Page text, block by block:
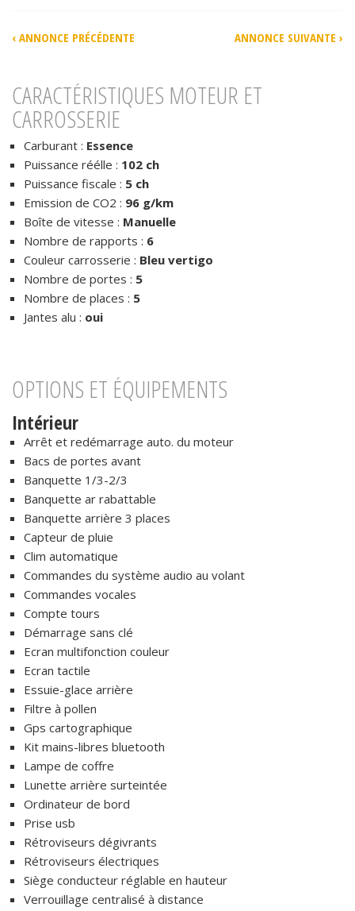
‹ ANNONCE PRÉCÉDENTE ANNONCE SUIVANTE ›
CARACTÉRISTIQUES MOTEUR ET
CARROSSERIE
Carburant : Essence
Puissance réélle : 102 ch
Puissance fiscale : 5 ch
Emission de CO2 : 96 g/km
Boîte de vitesse : Manuelle
Nombre de rapports : 6
Couleur carrosserie : Bleu vertigo
Nombre de portes : 5
Nombre de places : 5
Jantes alu : oui
OPTIONS ET ÉQUIPEMENTS
Intérieur
Arrêt et redémarrage auto. du moteur
Bacs de portes avant
Banquette 1/3-2/3
Banquette ar rabattable
Banquette arrière 3 places
Capteur de pluie
Clim automatique
Commandes du système audio au volant
Commandes vocales
Compte tours
Démarrage sans clé
Ecran multifonction couleur
Ecran tactile
Essuie-glace arrière
Filtre à pollen
Gps cartographique
Kit mains-libres bluetooth
Lampe de coffre
Lunette arrière surteintée
Ordinateur de bord
Prise usb
Rétroviseurs dégivrants
Rétroviseurs électriques
Siège conducteur réglable en hauteur
Verrouillage centralisé à distance